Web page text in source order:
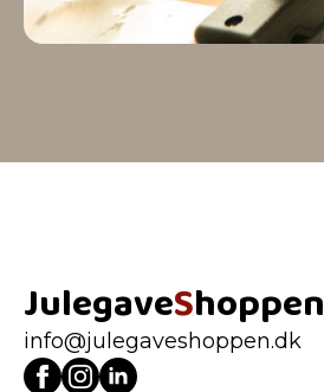
JulegaveShoppen
info@julegaveshoppen.dk